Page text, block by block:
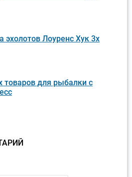
эхолотов Лоуренс Хук 3x
товаров для рыбалки с